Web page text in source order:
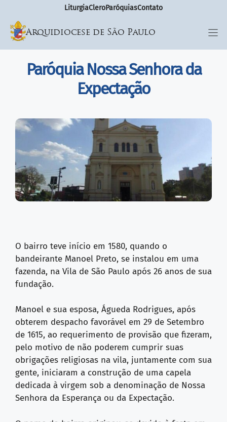
LiturgiaCleroParóquiasContato
Arquidiocese de São Paulo
Paróquia Nossa Senhora da
Expectação
O bairro teve início em 1580, quando o
bandeirante Manoel Preto, se instalou em uma
fazenda, na Vila de São Paulo após 26 anos de sua
fundação.
Manoel e sua esposa, Águeda Rodrigues, após
obterem despacho favorável em 29 de Setembro
de 1615, ao requerimento de provisão que fizeram,
pelo motivo de não poderem cumprir suas
obrigações religiosas na vila, juntamente com sua
gente, iniciaram a construção de uma capela
dedicada à virgem sob a denominação de Nossa
Senhora da Esperança ou da Expectação.